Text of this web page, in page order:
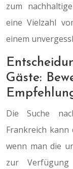
zum
eine Vielzahl
einem
Gäste:
Die Suche
Frankreich
wenn man die
zur